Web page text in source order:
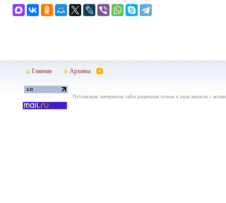
Главная Архивы
Публикация материалов сайта разрешена только в виде анонсов с